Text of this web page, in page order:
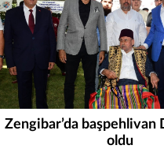
Zengibar’da başpehlivan
oldu